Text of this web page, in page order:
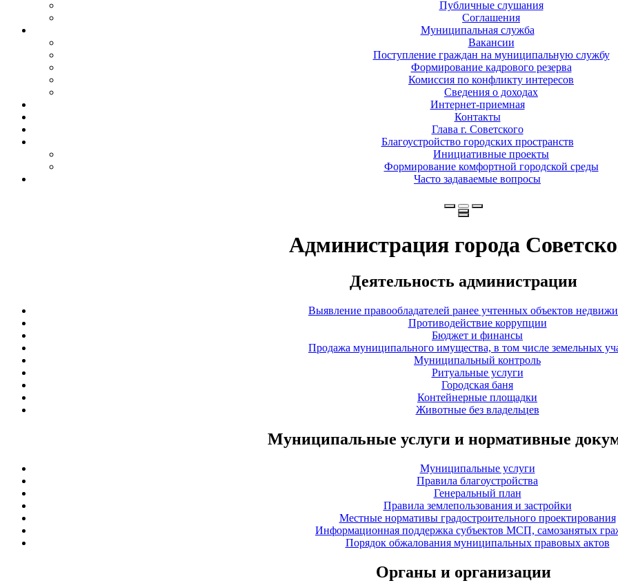
Публичные слушания
Соглашения
Муниципальная служба
Вакансии
Поступление граждан на муниципальную службу
Формирование кадрового резерва
Комиссия по конфликту интересов
Сведения о доходах
Интернет-приемная
Контакты
Глава г. Советского
Благоустройство городских пространств
Инициативные проекты
Формирование комфортной городской среды
Часто задаваемые вопросы
Администрация города
Деятельность администрации
Выявление правообладателей ранее учтенных объектов
Противодействие коррупции
Бюджет и финансы
Продажа муниципального имущества, в том числе земельных
Муниципальный контроль
Ритуальные услуги
Городская баня
Контейнерные площадки
Животные без владельцев
Муниципальные услуги и нормативные
Муниципальные услуги
Правила благоустройства
Генеральный план
Правила землепользования и застройки
Местные нормативы градостроительного проектирования
Информационная поддержка субъектов МСП, самозанятых
Порядок обжалования муниципальных правовых актов
Органы и организации